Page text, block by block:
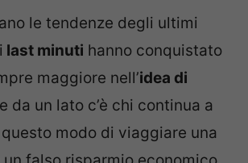
le tendenze degli ultimi
last minuti hanno conquistato
maggiore nell’idea di
da un lato c’è chi continua a
modo di viaggiare una